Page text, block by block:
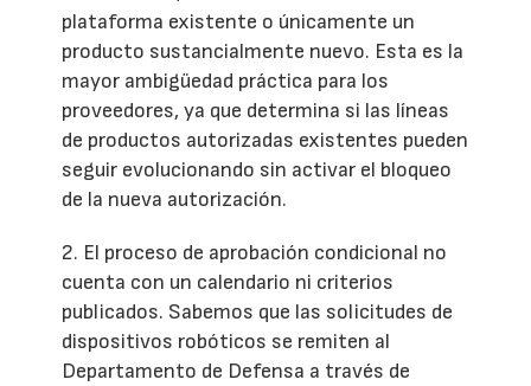
plataforma existente o únicamente un
producto sustancialmente nuevo. Esta es la
mayor ambigüedad práctica para los
proveedores, ya que determina si las líneas
de productos autorizadas existentes pueden
seguir evolucionando sin activar el bloqueo
de la nueva autorización.
2. El proceso de aprobación condicional no
cuenta con un calendario ni criterios
publicados. Sabemos que las solicitudes de
dispositivos robóticos se remiten al
Departamento de Defensa a través de